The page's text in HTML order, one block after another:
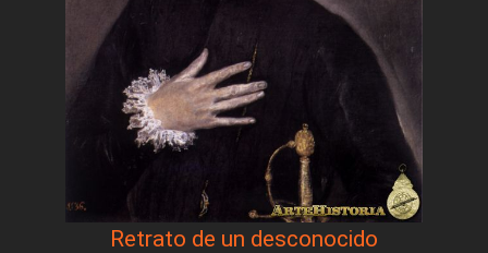
Retrato de un desconocido